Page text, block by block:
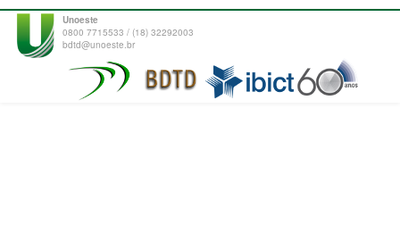
Unoeste
0800 7715533 / (18) 32292003
bdtd@unoeste.br